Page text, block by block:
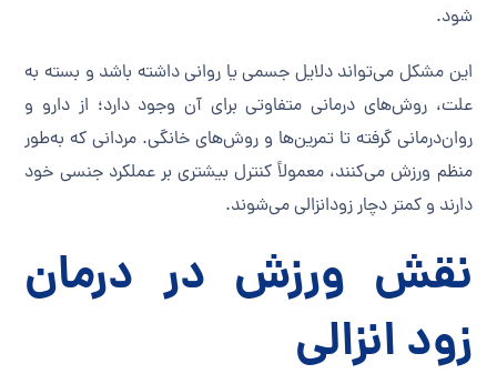
شود.
این مشکل می‌تواند دلایل جسمی یا روانی داشته باشد و بسته به
علت، روش‌های درمانی متفاوتی برای آن وجود دارد؛ از دارو و
روان‌درمانی گرفته تا تمرین‌ها و روش‌های خانگی. مردانی که به‌طور
منظم ورزش می‌کنند، معمولاً کنترل بیشتری بر عملکرد جنسی خود
دارند و کمتر دچار زودانزالی می‌شوند.
نقش ورزش در درمان
زود انزالی